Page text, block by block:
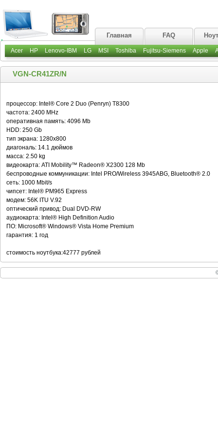
Главная FAQ
Acer HP Lenovo-IBM LG MSI Toshiba Fujitsu-Siemens Apple
VGN-CR41ZR/N
процессор: Intel® Core 2 Duo (Penryn) T8300
частота: 2400 MHz
оперативная память: 4096 Mb
HDD: 250 Gb
тип экрана: 1280х800
диагональ: 14.1 дюймов
масса: 2.50 kg
видеокарта: ATI Mobility™ Radeon® X2300 128 Mb
беспроводные коммуникации: Intel PRO/Wireless 3945ABG, Bluetooth® 2.0
сеть: 1000 Mbit/s
чипсет: Intel® PM965 Express
модем: 56K ITU V.92
оптический привод: Dual DVD-RW
аудиокарта: Intel® High Definition Audio
ПО: Microsoft® Windows® Vista Home Premium
гарантия: 1 год
стоимость ноутбука:42777 рублей